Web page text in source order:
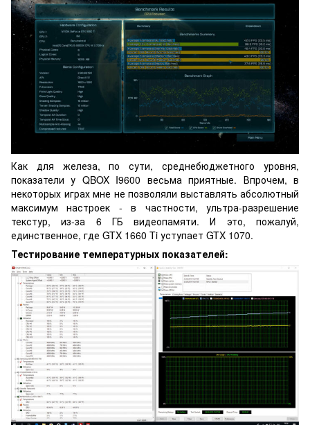
Как для железа, по сути, среднебюджетного уровня,
показатели у QBOX I9600 весьма приятные. Впрочем, в
некоторых играх мне не позволяли выставлять абсолютный
максимум настроек - в частности, ультра-разрешение
текстур, из-за 6 ГБ видеопамяти. И это, пожалуй,
единственное, где GTX 1660 Ti уступает GTX 1070.
Тестирование температурных показателей: